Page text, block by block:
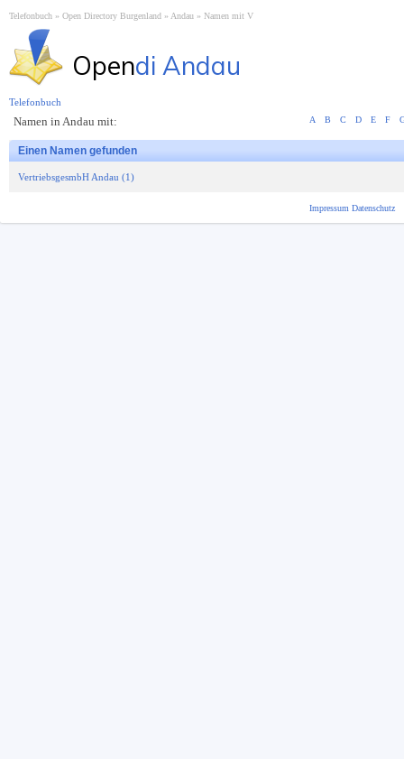
Telefonbuch Open Directory Burgenland Andau Namen mit V
Opendi Andau
Namen in Andau mit: A B C D E F
Einen Namen gefunden
VertriebsgesmbH Andau (1)
Telefonbuch
Impressum Datenschutz